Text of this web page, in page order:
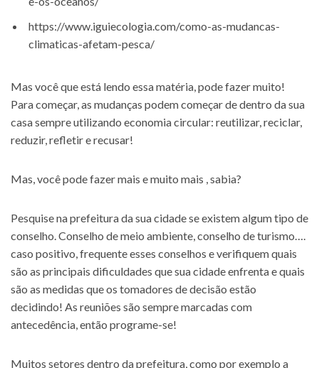
https://www.iguiecologia.com/como-as-mudancas-
climaticas-afetam-pesca/
Mas você que está lendo essa matéria, pode fazer muito!
Para começar, as mudanças podem começar de dentro da sua
casa sempre utilizando economia circular: reutilizar, reciclar,
reduzir, refletir e recusar!
Mas, você pode fazer mais e muito mais , sabia?
Pesquise na prefeitura da sua cidade se existem algum tipo de
conselho. Conselho de meio ambiente, conselho de turismo….
caso positivo, frequente esses conselhos e verifiquem quais
são as principais dificuldades que sua cidade enfrenta e quais
são as medidas que os tomadores de decisão estão
decidindo! As reuniões são sempre marcadas com
antecedência, então programe-se!
Muitos setores dentro da prefeitura, como por exemplo a